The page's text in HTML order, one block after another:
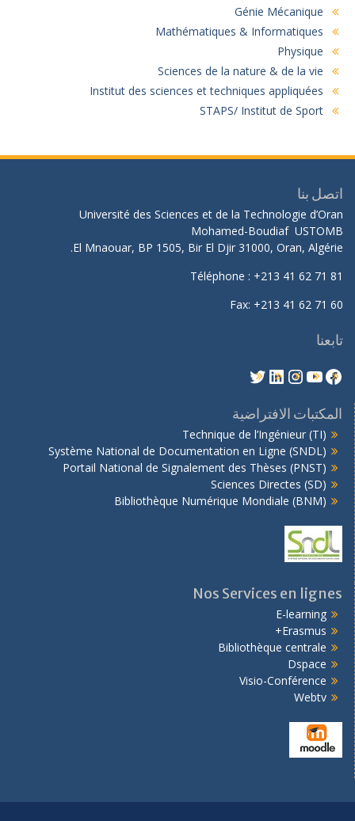
Génie Mécanique
Mathématiques & Informatiques
Physique
Sciences de la nature & de la vie
Institut des sciences et techniques appliquées
STAPS/ Institut de Sport
اتصل بنا
Université des Sciences et de la Technologie d’Oran
Mohamed-Boudiaf USTOMB
El Mnaouar, BP 1505, Bir El Djir 31000, Oran, Algérie.
Téléphone : +213 41 62 71 81
Fax: +213 41 62 71 60
تابعنا
المكتبات الافتراضية
Technique de l’Ingénieur (TI)
Système National de Documentation en Ligne (SNDL)
Portail National de Signalement des Thèses (PNST)
Sciences Directes (SD)
Bibliothèque Numérique Mondiale (BNM)
Nos Services en lignes
E-learning
Erasmus+
Bibliothèque centrale
Dspace
Visio-Conférence
Webtv